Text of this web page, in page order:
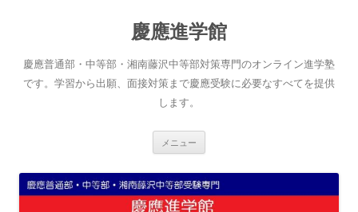
へ
ス
キ
慶應進学館
慶應普通部・中等部・湘南藤沢中等部対策専門のオンライン進学塾
です。学習から出願、面接対策まで慶應受験に必要なすべてを提供
します。
メニュー